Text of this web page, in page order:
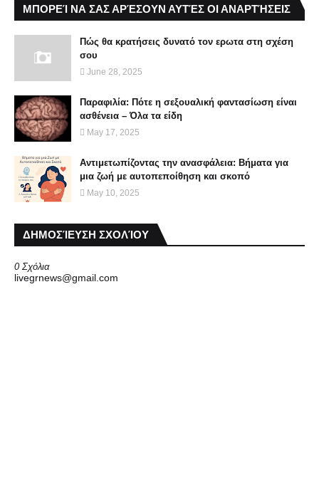
ΜΠΟΡΕΊ ΝΑ ΣΑΣ ΑΡΈΣΟΥΝ ΑΥΤΈΣ ΟΙ ΑΝΑΡΤΉΣΕΙΣ
Πώς θα κρατήσεις δυνατό τον ερωτα στη σχέση
σου
June 28, 2025
Παραφιλία: Πότε η σεξουαλική φαντασίωση είναι
ασθένεια – Όλα τα είδη
May 17, 2025
Αντιμετωπίζοντας την ανασφάλεια: Βήματα για
μια ζωή με αυτοπεποίθηση και σκοπό
May 10, 2025
ΔΗΜΟΣΊΕΥΣΗ ΣΧΟΛΊΟΥ
0 Σχόλια
livegrnews@gmail.com